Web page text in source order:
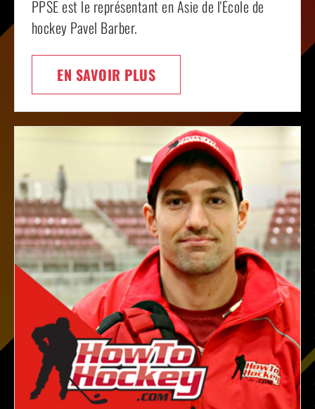
PPSE est le représentant en Asie de l'École de
hockey Pavel Barber.
EN SAVOIR PLUS